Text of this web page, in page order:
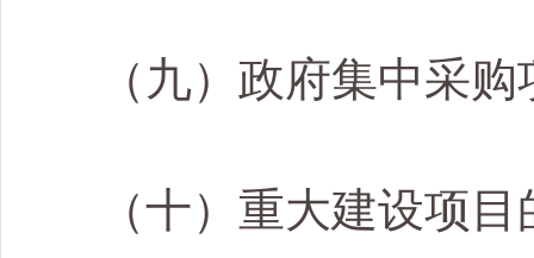
（九）政府集中采
（十）重大建设项